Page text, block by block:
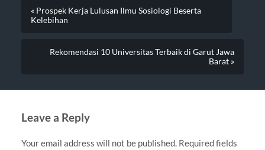
« Prospek Kerja Lulusan Ilmu Sosiologi Beserta
Kelebihan
Rekomendasi 10 Universitas Terbaik di Garut Jawa
Barat »
Leave a Reply
Your email address will not be published. Required fields